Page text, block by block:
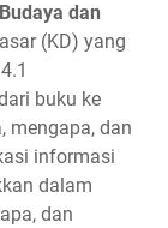
dan
(KD) yang
buku ke
mengapa, dan
informasi
dalam
dan